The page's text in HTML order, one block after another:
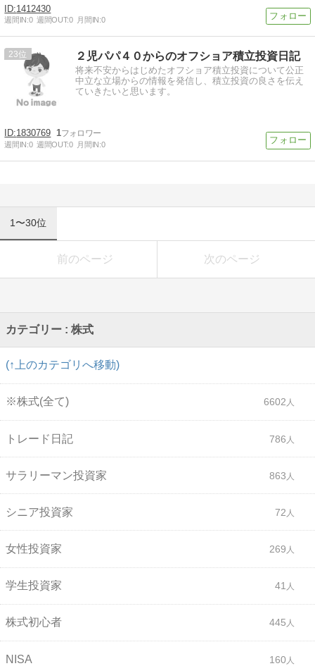
1412430
週間IN:0 週間OUT:0 月間IN:0
23 ２児パパ４０からのオフショア積立投資日記
将来不安からはじめたオフショア積立投資について公正
中立な立場からの情報を発信し、積立投資の良さを伝え
ていきたいと思います。
1830769 1
週間IN:0 週間OUT:0 月間IN:0
1〜30位
前のページ 次のページ
カテゴリー : 株式
(↑上のカテゴリへ移動)
※株式(全て) 6602
トレード日記 786
サラリーマン投資家 863
シニア投資家 72
女性投資家 269
学生投資家 41
株式初心者 445
NISA 160